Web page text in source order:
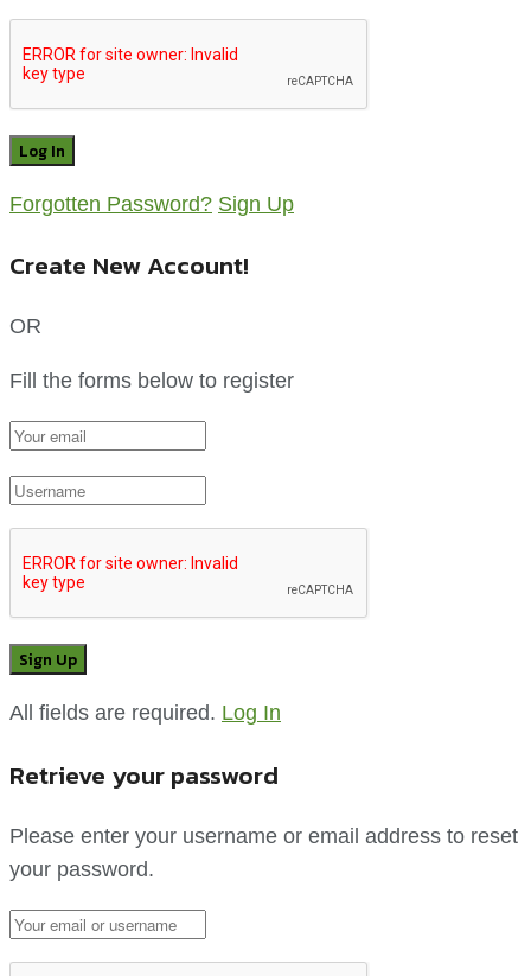
Forgotten Password? Sign Up
Create New Account!
OR
Fill the forms below to register
All fields are required. Log In
Retrieve your password
Please enter your username or email address to reset
your password.